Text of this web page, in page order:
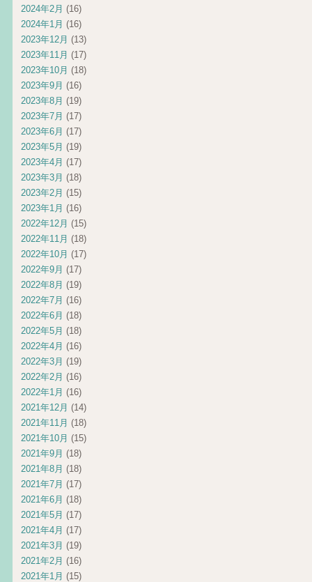
2024年2月 (16)
2024年1月 (16)
2023年12月 (13)
2023年11月 (17)
2023年10月 (18)
2023年9月 (16)
2023年8月 (19)
2023年7月 (17)
2023年6月 (17)
2023年5月 (19)
2023年4月 (17)
2023年3月 (18)
2023年2月 (15)
2023年1月 (16)
2022年12月 (15)
2022年11月 (18)
2022年10月 (17)
2022年9月 (17)
2022年8月 (19)
2022年7月 (16)
2022年6月 (18)
2022年5月 (18)
2022年4月 (16)
2022年3月 (19)
2022年2月 (16)
2022年1月 (16)
2021年12月 (14)
2021年11月 (18)
2021年10月 (15)
2021年9月 (18)
2021年8月 (18)
2021年7月 (17)
2021年6月 (18)
2021年5月 (17)
2021年4月 (17)
2021年3月 (19)
2021年2月 (16)
2021年1月 (15)